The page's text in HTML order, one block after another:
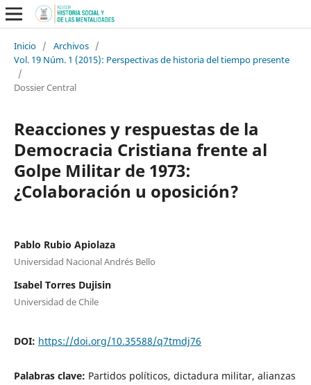
Inicio / Archivos /
Vol. 19 Núm. 1 (2015): Perspectivas de historia del tiempo presente
/
Dossier Central
Reacciones y respuestas de la
Democracia Cristiana frente al
Golpe Militar de 1973:
¿Colaboración u oposición?
Pablo Rubio Apiolaza
Universidad Nacional Andrés Bello
Isabel Torres Dujisin
Universidad de Chile
DOI: https://doi.org/10.35588/q7tmdj76
Palabras clave: Partidos políticos, dictadura militar, alianzas